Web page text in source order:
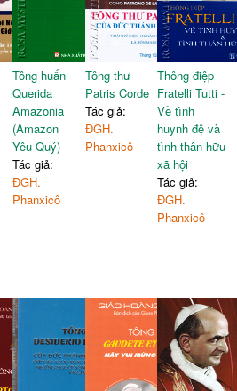
Tông huấn
Querida
Amazonia
(Amazon
Yêu Quý)
Tác giả:
ĐGH.
Phanxicô
Tông thư
Patris Corde
Tác giả:
ĐGH.
Phanxicô
Thông điệp
Fratelli Tutti -
Về tình
huynh đệ và
tình thân hữu
xã hội
Tác giả:
ĐGH.
Phanxicô